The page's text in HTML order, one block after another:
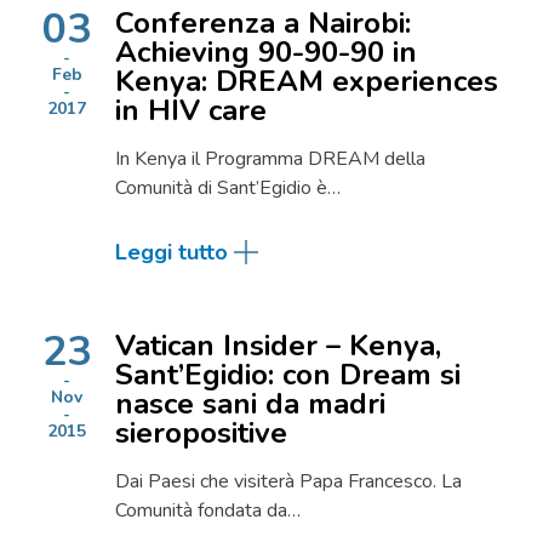
03
Feb
2017
Conferenza a Nairobi:
Achieving 90-90-90 in
Kenya: DREAM experiences
in HIV care
In Kenya il Programma DREAM della
Comunità di Sant’Egidio è…
Leggi tutto
23
Nov
2015
Vatican Insider – Kenya,
Sant’Egidio: con Dream si
nasce sani da madri
sieropositive
Dai Paesi che visiterà Papa Francesco. La
Comunità fondata da…